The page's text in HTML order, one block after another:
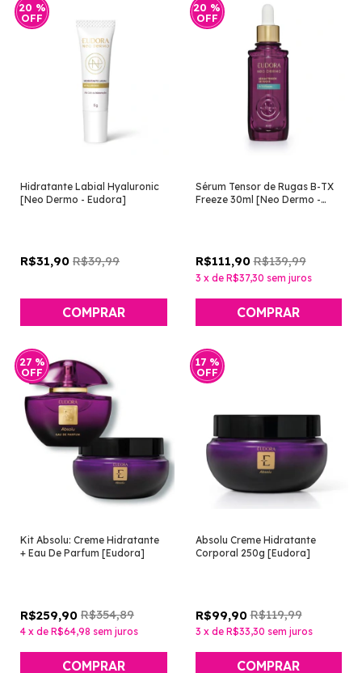
20 %
OFF
Hidratante Labial Hyaluronic
[Neo Dermo - Eudora]
R$31,90 R$39,99
20 %
OFF
Sérum Tensor de Rugas B-TX
Freeze 30ml [Neo Dermo -
R$111,90 R$139,99
3 x de R$37,30 sem juros
27 %
OFF
Kit Absolu: Creme Hidratante
+ Eau De Parfum [Eudora]
R$259,90 R$354,89
4 x de R$64,98 sem juros
17 %
OFF
Absolu Creme Hidratante
Corporal 250g [Eudora]
R$99,90 R$119,99
3 x de R$33,30 sem juros